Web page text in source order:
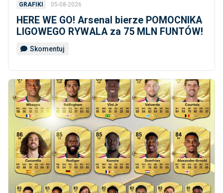
GRAFIKI 05-08-2026
HERE WE GO! Arsenal bierze POMOCNIKA
LIGOWEGO RYWALA za 75 MLN FUNTÓW!
Skomentuj